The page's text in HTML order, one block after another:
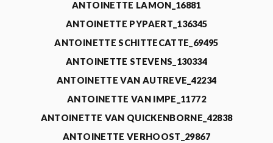
ANTOINETTE LAMON_16881
ANTOINETTE PYPAERT_136345
ANTOINETTE SCHITTECATTE_69495
ANTOINETTE STEVENS_130334
ANTOINETTE VAN AUTREVE_42234
ANTOINETTE VAN IMPE_11772
ANTOINETTE VAN QUICKENBORNE_42838
ANTOINETTE VERHOOST_29867